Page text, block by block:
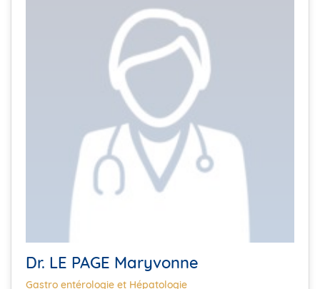
Dr. LE PAGE Maryvonne
Gastro entérologie et Hépatologie